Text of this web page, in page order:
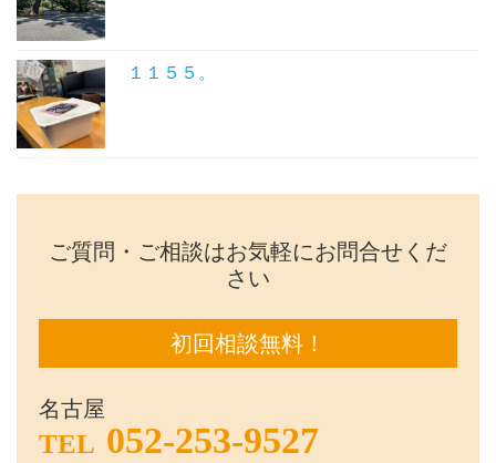
１１５５。
ご質問・ご相談はお気軽にお問合せくだ
さい
初回相談無料！
名古屋
TEL 052-253-9527